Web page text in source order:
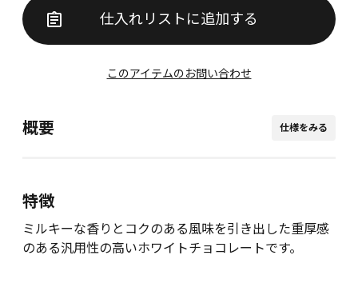
仕入れリストに追加する
このアイテムのお問い合わせ
概要 仕様をみる
特徴
ミルキーな香りとコクのある風味を引き出した重厚感
のある汎用性の高いホワイトチョコレートです。